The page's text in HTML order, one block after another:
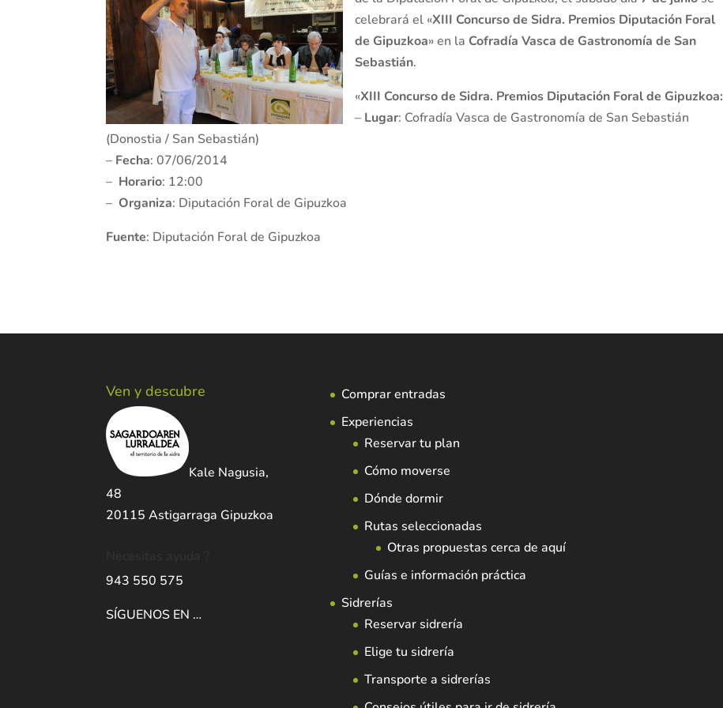
celebrará el «XIII Concurso de Sidra. Premios Diputación Foral
de Gipuzkoa» en la Cofradía Vasca de Gastronomía de San
Sebastián.
«XIII Concurso de Sidra. Premios Diputación Foral de Gipuzkoa:
– Lugar: Cofradía Vasca de Gastronomía de San Sebastián
(Donostia / San Sebastián)
– Fecha: 07/06/2014
– Horario: 12:00
– Organiza: Diputación Foral de Gipuzkoa
Fuente: Diputación Foral de Gipuzkoa
Ven y descubre
Kale Nagusia,
48
20115 Astigarraga Gipuzkoa
943 550 575
SÍGUENOS EN …
Comprar entradas
Experiencias
Reservar tu plan
Cómo moverse
Dónde dormir
Rutas seleccionadas
Otras propuestas cerca de aquí
Guías e información práctica
Sidrerías
Reservar sidrería
Elige tu sidrería
Transporte a sidrerías